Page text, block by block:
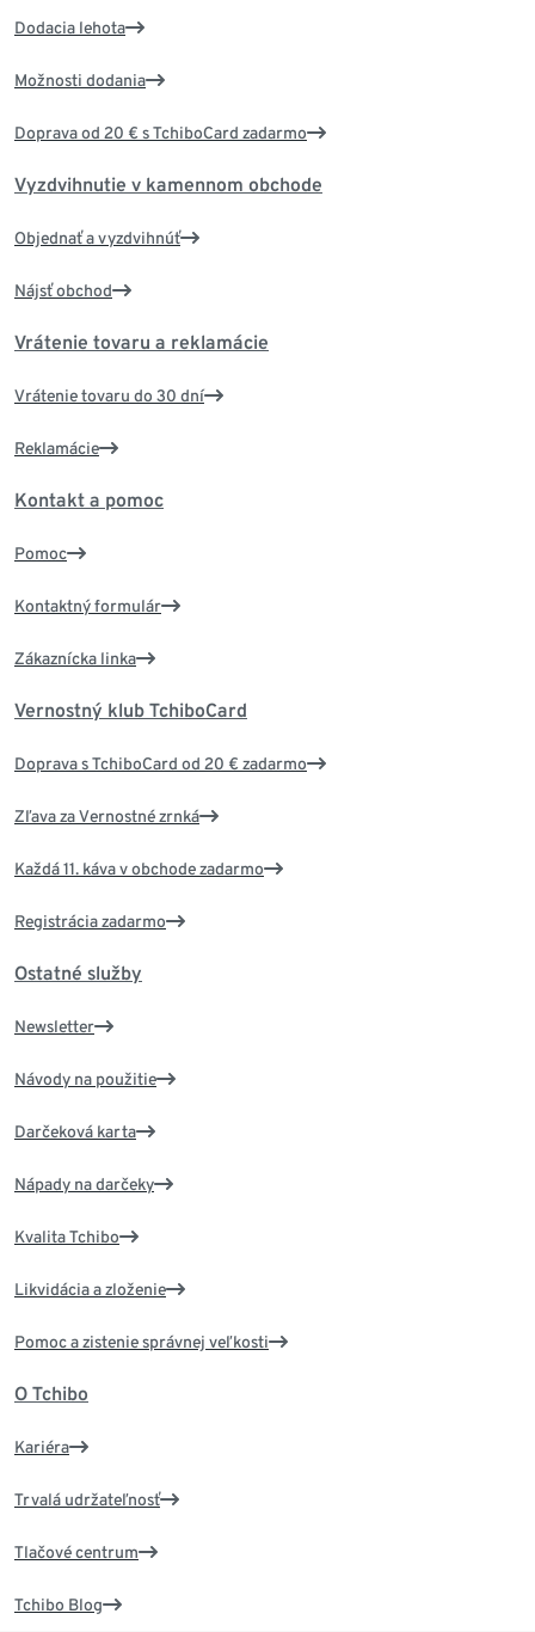
Dodacia lehota
Možnosti dodania
Doprava od 20 € s TchiboCard zadarmo
Vyzdvihnutie v kamennom obchode
Objednať a vyzdvihnúť
Nájsť obchod
Vrátenie tovaru a reklamácie
Vrátenie tovaru do 30 dní
Reklamácie
Kontakt a pomoc
Pomoc
Kontaktný formulár
Zákaznícka linka
Vernostný klub TchiboCard
Doprava s TchiboCard od 20 € zadarmo
Zľava za Vernostné zrnká
Každá 11. káva v obchode zadarmo
Registrácia zadarmo
Ostatné služby
Newsletter
Návody na použitie
Darčeková karta
Nápady na darčeky
Kvalita Tchibo
Likvidácia a zloženie
Pomoc a zistenie správnej veľkosti
O Tchibo
Kariéra
Trvalá udržateľnosť
Tlačové centrum
Tchibo Blog